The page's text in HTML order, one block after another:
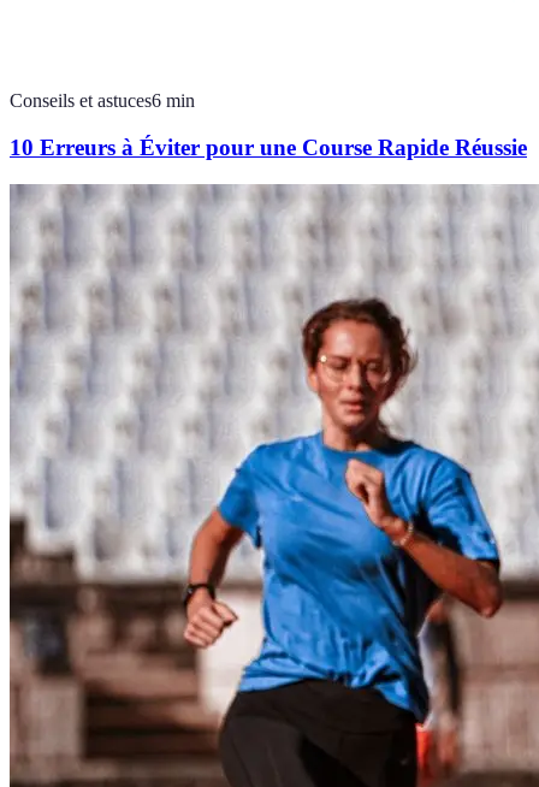
Conseils et astuces6 min
10 Erreurs à Éviter pour une Course Rapide Réussie